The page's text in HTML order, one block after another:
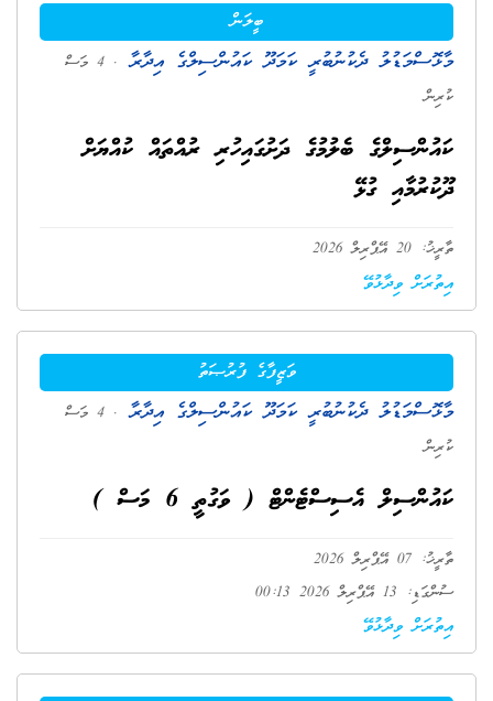
ބީލަން
މާޅޮސްމަޑުލު ދެކުނުބުރީ ކަމަދޫ ކައުންސިލްގެ އިދާރާ
. 4 މަސް
ކުރިން
ކައުންސިލްގެ ބެލުމުގެ ދަށުގައިހުރި ރުއްތައް ކުއްޔަށް
ދޫކުރުމާއި ގުޅޭ
ތާރީޚު: 20 އޭޕްރިލް 2026
އިތުރަށް ވިދާޅުވޭ
ވަޒީފާގެ ފުރުޞަތު
މާޅޮސްމަޑުލު ދެކުނުބުރީ ކަމަދޫ ކައުންސިލްގެ އިދާރާ
. 4 މަސް
ކުރިން
ކައުންސިލް އެސިސްޓެންޓް ( ވަގުތީ 6 މަސް )
ތާރީޚު: 07 އޭޕްރިލް 2026
ސުންގަޑި: 13 އޭޕްރިލް 2026 00:13
އިތުރަށް ވިދާޅުވޭ